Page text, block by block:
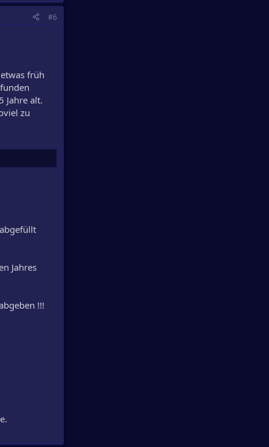
#6
früh
Jahre alt.
zu
Jahres
!!!